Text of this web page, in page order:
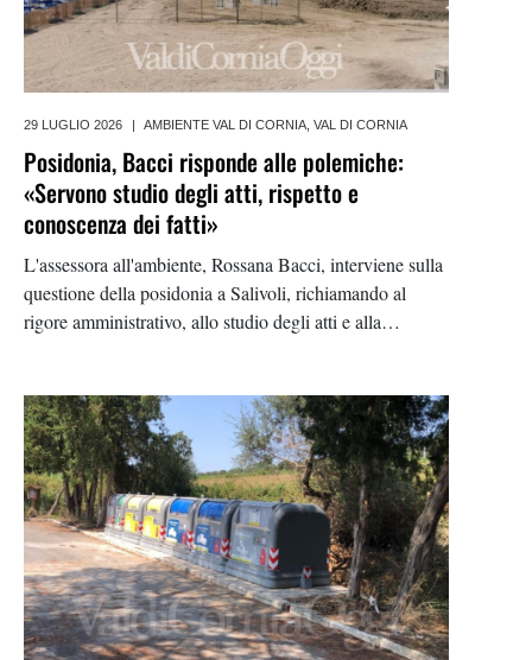
29 LUGLIO 2026 AMBIENTE VAL DI CORNIA VAL DI CORNIA
Posidonia, Bacci risponde alle polemiche:
«Servono studio degli atti, rispetto e
conoscenza dei fatti»
L'assessora all'ambiente, Rossana Bacci, interviene sulla
questione della posidonia a Salivoli, richiamando al
rigore amministrativo, allo studio degli atti e alla